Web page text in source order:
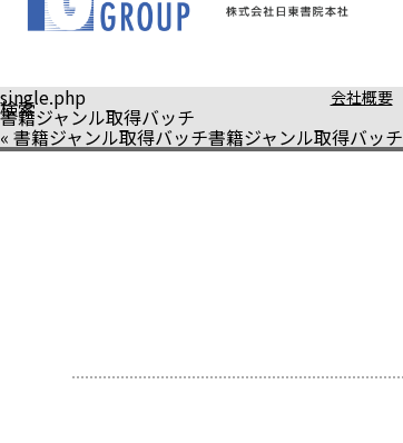
会社概要
検索
single.php
書籍ジャンル取得バッチ
« 書籍ジャンル取得バッチ書籍ジャンル取得バッチ